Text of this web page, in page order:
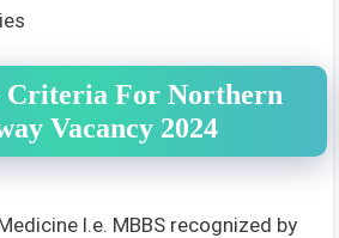
For Northern
Vacancy 2024
l.e. MBBS recognized by